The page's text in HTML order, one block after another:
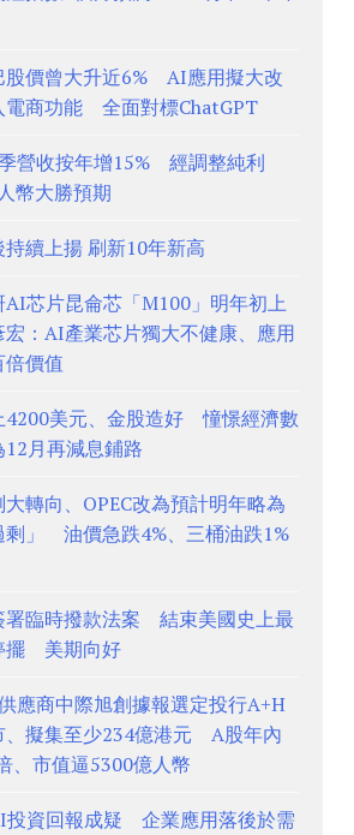
股價曾大升近6% AI應用擬大改
電商功能 全面對標ChatGPT
營收按年增15% 經調整純利
幣大勝預期
續上揚 刷新10年新高
AI芯片昆侖芯「M100」明年初上
：AI產業芯片獨大不健康、應用
倍價值
4200美元、金股造好 憧憬經濟數
月再減息鋪路
轉向、OPEC改為預計明年略為
剩」 油價急跌4%、三桶油跌1%
署臨時撥款法案 結束美國史上最
擺 美期向好
應商中際旭創據報選定投行A+H
、擬集至少234億港元 A股年內
、市值逼5300億人幣
投資回報成疑 企業應用落後於需